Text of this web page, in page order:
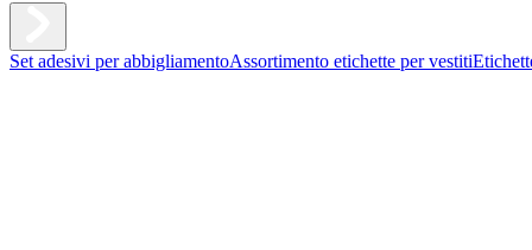
Set adesivi per abbigliamentoAssortimento etichette per vestiti